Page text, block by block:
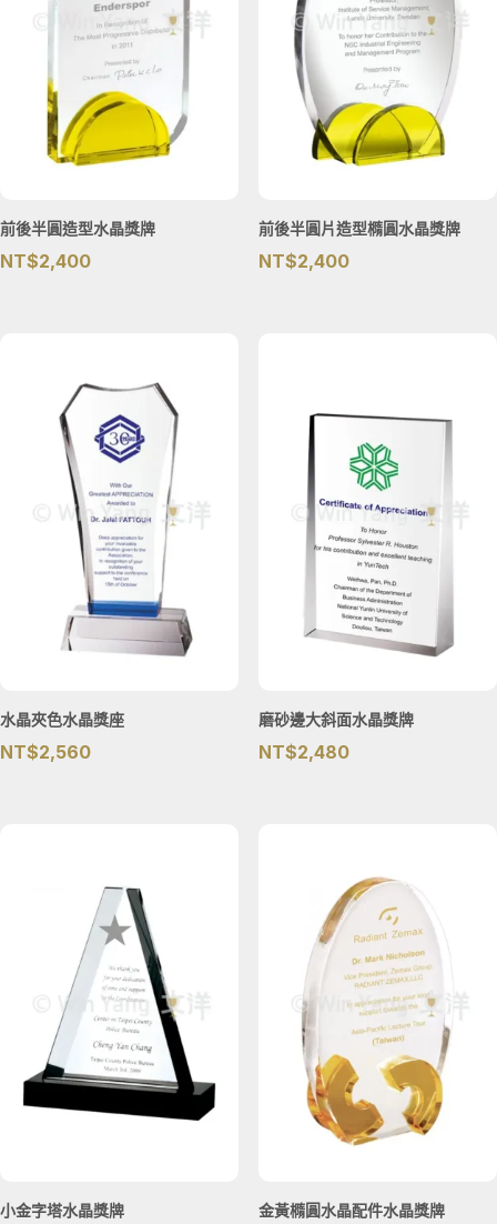
前後半圓造型水晶獎牌
NT$2,400
前後半圓片造型橢圓水晶獎牌
NT$2,400
水晶夾色水晶獎座
NT$2,560
磨砂邊大斜面水晶獎牌
NT$2,480
小金字塔水晶獎牌 金黃橢圓水晶配件水晶獎牌